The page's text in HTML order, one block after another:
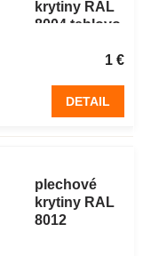
krytiny RAL
8004 tehlovo
1 €
DETAIL
plechové
krytiny RAL
8012